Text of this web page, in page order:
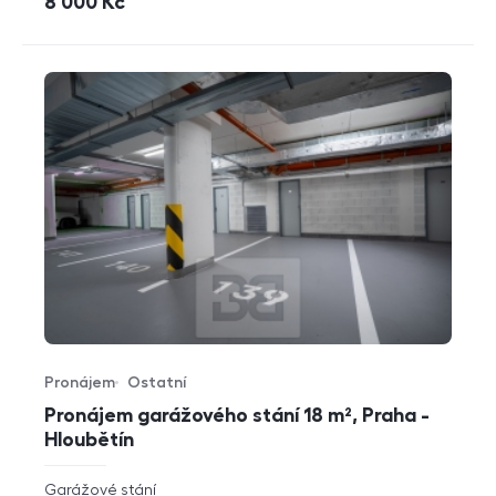
Pronájem garážového stání 18 m², Praha -
Hloubětín
Typ nabídky
Pronájem
Typ nemovitosti
Ostatní
rozměry
Garážové stání